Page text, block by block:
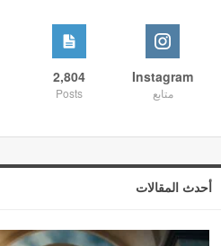
Instagram
متابع
2,804
Posts
أحدث المقالات